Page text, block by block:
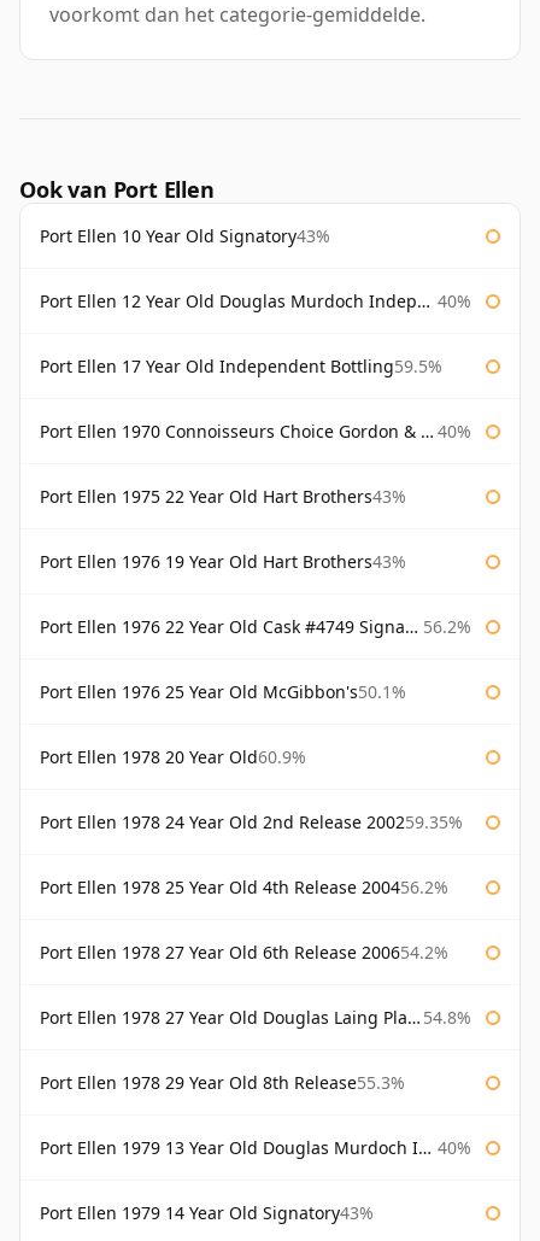
voorkomt dan het categorie-gemiddelde.
Ook van Port Ellen
Port Ellen 10 Year Old Signatory43%
Port Ellen 12 Year Old Douglas Murdoch Independent Bottling 40%
Port Ellen 17 Year Old Independent Bottling59.5%
Port Ellen 1970 Connoisseurs Choice Gordon & Macphail 40%
Port Ellen 1975 22 Year Old Hart Brothers43%
Port Ellen 1976 19 Year Old Hart Brothers43%
Port Ellen 1976 22 Year Old Cask #4749 Signatory 56.2%
Port Ellen 1976 25 Year Old McGibbon's50.1%
Port Ellen 1978 20 Year Old60.9%
Port Ellen 1978 24 Year Old 2nd Release 200259.35%
Port Ellen 1978 25 Year Old 4th Release 200456.2%
Port Ellen 1978 27 Year Old 6th Release 200654.2%
Port Ellen 1978 27 Year Old Douglas Laing Platinum Selection 54.8%
Port Ellen 1978 29 Year Old 8th Release55.3%
Port Ellen 1979 13 Year Old Douglas Murdoch Independent Bottling 40%
Port Ellen 1979 14 Year Old Signatory43%